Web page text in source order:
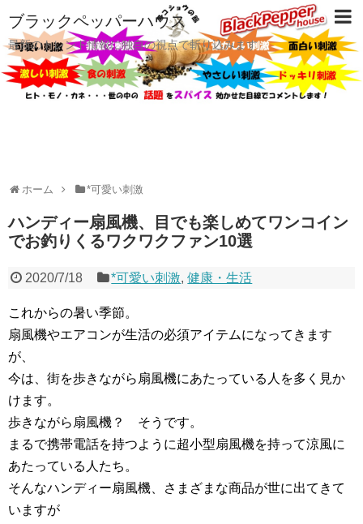
ブラックペッパーハウス
最新のトレンド情報に独自の視点で斬り込みます
ホーム *可愛い刺激
ハンディー扇風機、目でも楽しめてワンコイン
でお釣りくるワクワクファン10選
2020/7/18 *可愛い刺激,健康・生活
これからの暑い季節。
扇風機やエアコンが生活の必須アイテムになってきます
が、
今は、街を歩きながら扇風機にあたっている人を多く見か
けます。
歩きながら扇風機？ そうです。
まるで携帯電話を持つように超小型扇風機を持って涼風に
あたっている人たち。
そんなハンディー扇風機、さまざまな商品が世に出てきて
いますが